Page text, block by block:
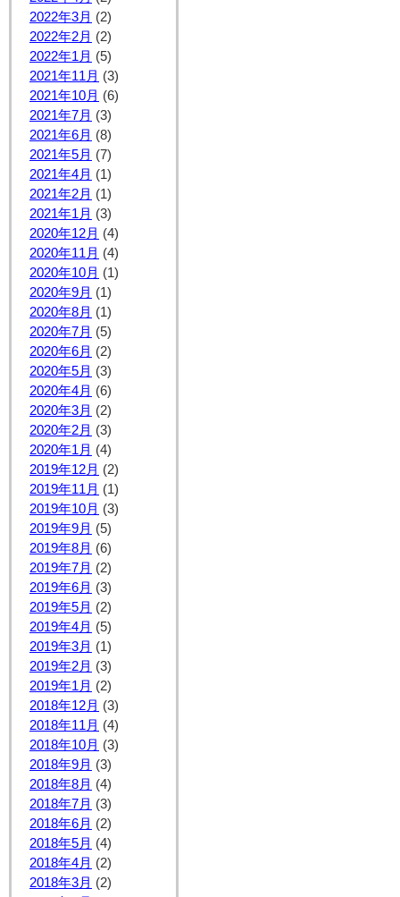
2022年3月 (2)
2022年2月 (2)
2022年1月 (5)
2021年11月 (3)
2021年10月 (6)
2021年7月 (3)
2021年6月 (8)
2021年5月 (7)
2021年4月 (1)
2021年2月 (1)
2021年1月 (3)
2020年12月 (4)
2020年11月 (4)
2020年10月 (1)
2020年9月 (1)
2020年8月 (1)
2020年7月 (5)
2020年6月 (2)
2020年5月 (3)
2020年4月 (6)
2020年3月 (2)
2020年2月 (3)
2020年1月 (4)
2019年12月 (2)
2019年11月 (1)
2019年10月 (3)
2019年9月 (5)
2019年8月 (6)
2019年7月 (2)
2019年6月 (3)
2019年5月 (2)
2019年4月 (5)
2019年3月 (1)
2019年2月 (3)
2019年1月 (2)
2018年12月 (3)
2018年11月 (4)
2018年10月 (3)
2018年9月 (3)
2018年8月 (4)
2018年7月 (3)
2018年6月 (2)
2018年5月 (4)
2018年4月 (2)
2018年3月 (2)